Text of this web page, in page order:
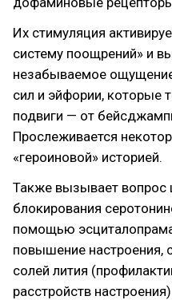
Их стимуляция
систему поощрений» и
незабываемое
сил и эйфории, которые
подвиги — от
Прослеживается
«героиновой» историей.
Также вызывает вопрос
блокирования
помощью
повышение настроения,
солей лития
расстройств